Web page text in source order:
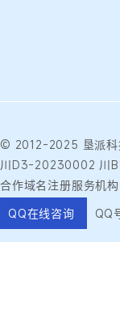
© 2012-2025 垦派
川D3-20230002 川
合作域名注册服务机
QQ在线咨询
QQ